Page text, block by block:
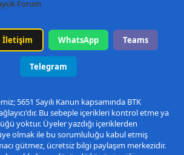
Forum
İletişim WhatsApp Teams
Telegram
5651 Sayılı Kanun kapsamında BTK
Bu sebeple içerikleri kontrol etme ya
yoktur. Üyeler yazdığı içeriklerden
olmak ile bu sorumluluğu kabul etmiş
gütmez, ücretsiz bilgi paylaşım merkezidir.